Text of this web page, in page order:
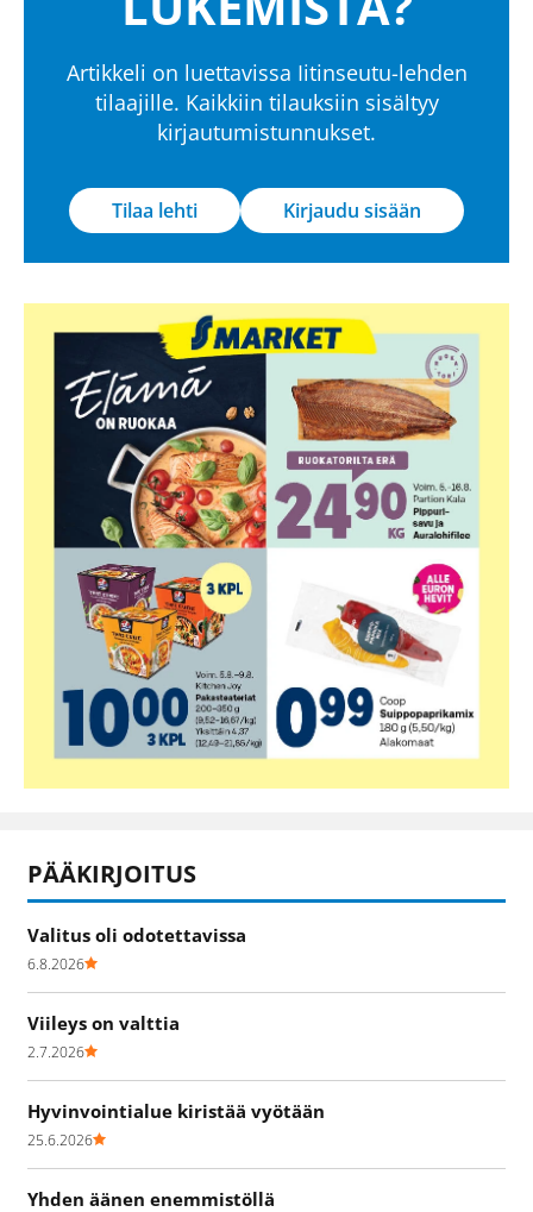
Artikkeli on luettavissa Iitinseutu-lehden
tilaajille. Kaikkiin tilauksiin sisältyy
kirjautumistunnukset.
Tilaa lehti Kirjaudu sisään
PÄÄKIRJOITUS
Valitus oli odotettavissa
6.8.2026
Viileys on valttia
2.7.2026
Hyvinvointialue kiristää vyötään
25.6.2026
Yhden äänen enemmistöllä